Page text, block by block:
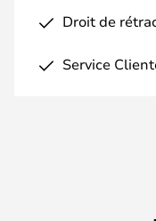
Droit de
Service